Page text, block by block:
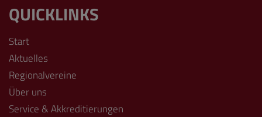
QUICKLINKS
Start
Aktuelles
Regionalvereine
Über uns
Service & Akkreditierungen